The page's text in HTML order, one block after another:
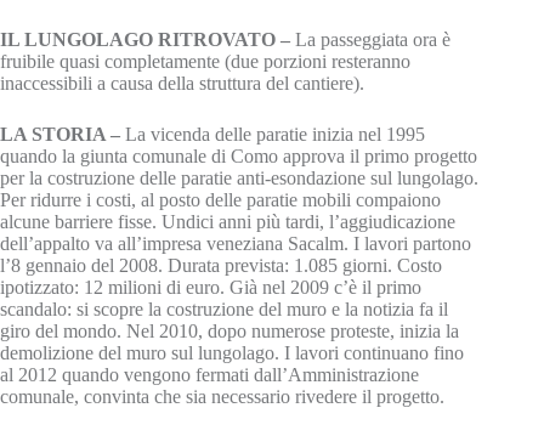
IL LUNGOLAGO RITROVATO – La passeggiata ora è
fruibile quasi completamente (due porzioni resteranno
inaccessibili a causa della struttura del cantiere).
LA STORIA – La vicenda delle paratie inizia nel 1995
quando la giunta comunale di Como approva il primo progetto
per la costruzione delle paratie anti-esondazione sul lungolago.
Per ridurre i costi, al posto delle paratie mobili compaiono
alcune barriere fisse. Undici anni più tardi, l’aggiudicazione
dell’appalto va all’impresa veneziana Sacalm. I lavori partono
l’8 gennaio del 2008. Durata prevista: 1.085 giorni. Costo
ipotizzato: 12 milioni di euro. Già nel 2009 c’è il primo
scandalo: si scopre la costruzione del muro e la notizia fa il
giro del mondo. Nel 2010, dopo numerose proteste, inizia la
demolizione del muro sul lungolago. I lavori continuano fino
al 2012 quando vengono fermati dall’Amministrazione
comunale, convinta che sia necessario rivedere il progetto.